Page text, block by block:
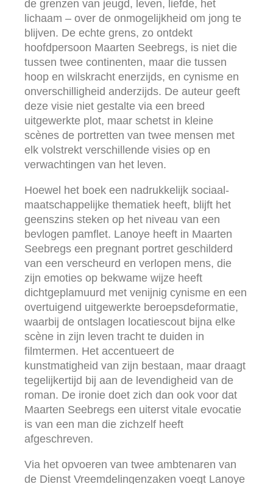
de grenzen van jeugd, leven, liefde, het
lichaam – over de onmogelijkheid om jong te
blijven. De echte grens, zo ontdekt
hoofdpersoon Maarten Seebregs, is niet die
tussen twee continenten, maar die tussen
hoop en wilskracht enerzijds, en cynisme en
onverschilligheid anderzijds. De auteur geeft
deze visie niet gestalte via een breed
uitgewerkte plot, maar schetst in kleine
scènes de portretten van twee mensen met
elk volstrekt verschillende visies op en
verwachtingen van het leven.
Hoewel het boek een nadrukkelijk sociaal-
maatschappelijke thematiek heeft, blijft het
geenszins steken op het niveau van een
bevlogen pamflet. Lanoye heeft in Maarten
Seebregs een pregnant portret geschilderd
van een verscheurd en verlopen mens, die
zijn emoties op bekwame wijze heeft
dichtgeplamuurd met venijnig cynisme en een
overtuigend uitgewerkte beroepsdeformatie,
waarbij de ontslagen locatiescout bijna elke
scène in zijn leven tracht te duiden in
filmtermen. Het accentueert de
kunstmatigheid van zijn bestaan, maar draagt
tegelijkertijd bij aan de levendigheid van de
roman. De ironie doet zich dan ook voor dat
Maarten Seebregs een uiterst vitale evocatie
is van een man die zichzelf heeft
afgeschreven.
Via het opvoeren van twee ambtenaren van
de Dienst Vreemdelingenzaken voegt Lanoye